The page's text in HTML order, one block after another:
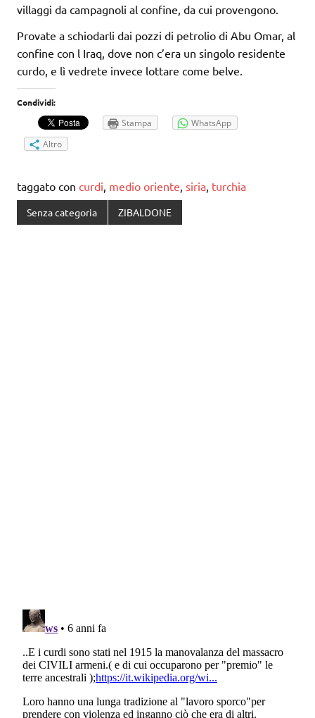
villaggi da campagnoli al confine, da cui provengono.
Provate a schiodarli dai pozzi di petrolio di Abu Omar, al
confine con l Iraq, dove non c’era un singolo residente
curdo, e lì vedrete invece lottare come belve.
Condividi:
Stampa
WhatsApp
Altro
taggato con curdi medio oriente siria turchia
Senza categoria ZIBALDONE